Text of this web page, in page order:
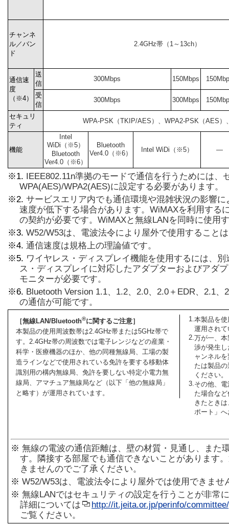
チャンネ
ル／バン
ド
2.4GHz帯（1～13ch）
通信速
度
（※4）
送
信
300Mbps 150Mbps
受
信
300Mbps 300Mbps
セキュリ
ティ
WPA-PSK（TKIP/AES）、WPA2-PSK（AES
機能
Intel
WiDi（※5）
Bluetooth
Ver4.0（※6）
Bluetooth
Ver4.0（※6）
Intel WiDi（※5） ―
※1. IEEE802.11n準拠のモードで通信を行うためには、
WPA(AES)/WPA2(AES)に設定する必要があります。
※2. サービスエリア内でも通信環境や混雑状況の影響
速度が低下する場合があります。WiMAXを利用する
の契約が必要です。WiMAXと無線LANを同時に使用
※3. W52/W53は、電波法令により屋外で使用すること
※4. 通信速度は規格上の理論値です。
※5. ワイヤレス・ディスプレイ機能を使用するには、
ス・ディスプレイに対応したアダプターおよびアダ
モニターが必要です。
※6. Bluetooth Version 1.1、1.2、2.0、2.0＋EDR、2.1
の通信が可能です。
［無線LAN/Bluetooth®に関するご注意］
本製品の使用周波数帯は2.4GHz帯または5GHz帯で
す。2.4GHz帯の周波数では電子レンジなどの産業・
科学・医療機器のほか、他の同種無線局、工場の製
造ラインなどで使用されている免許を要する移動体
識別用の構内無線局、免許を要しない特定小電力無
線局、アマチュア無線局など（以下「他の無線局」
と略す）が運用されています。
1. 本製品を
運用され
2. 万が一、
渉が発生
ャンネル
たは製品
ください。
3. その他、
た場合な
きたとき
ポート」
※ 無線の電波の通信距離は、壁の材質・見通し、また
す。隣接する部屋でも通信できないことがあります
きませんのでご了承ください。
※ W52/W53は、電波法令により屋外では使用できませ
※ 無線LANではセキュリティの設定を行うことが非常
詳細については
http://it.jeita.or.jp/perinfo/
ご覧ください。